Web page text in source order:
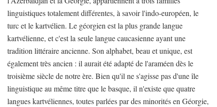
linguistiques totalement différentes, à savoir l'indo-européen, le
turc et le kartvélien. Le géorgien est la plus grande langue
kartvélienne, et c'est la seule langue caucasienne ayant une
tradition littéraire ancienne. Son alphabet, beau et unique, est
également très ancien : il aurait été adapté de l'araméen dès le
troisième siècle de notre ère. Bien qu'il ne s'agisse pas d'une île
linguistique au même titre que le basque, il n'existe que quatre
langues kartvéliennes, toutes parlées par des minorités en Géorgie,